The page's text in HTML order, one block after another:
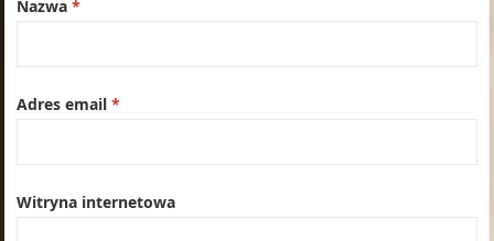
Nazwa*
Adres email*
Witryna internetowa